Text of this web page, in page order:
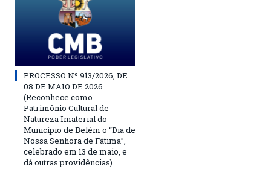
PROCESSO Nº 913/2026, DE
08 DE MAIO DE 2026
(Reconhece como
Patrimônio Cultural de
Natureza Imaterial do
Município de Belém o “Dia de
Nossa Senhora de Fátima”,
celebrado em 13 de maio, e
dá outras providências)